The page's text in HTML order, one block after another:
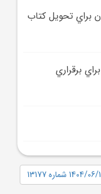
براي تحويل کتاب
برقراري